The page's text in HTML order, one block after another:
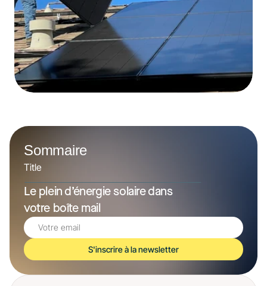
Sommaire
Title
Le plein d’énergie solaire dans
votre boîte mail
S'inscrire à la newsletter